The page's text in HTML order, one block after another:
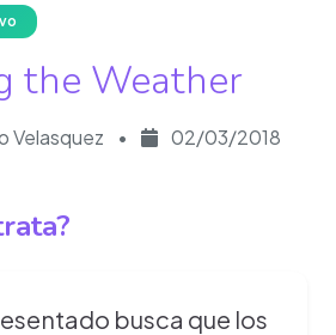
the Weather
Velasquez • 02/03/2018
busca que los